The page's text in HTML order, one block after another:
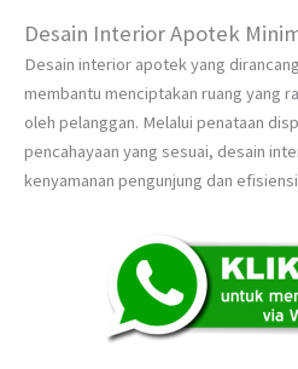
Desain Interior Apotek
Desain interior apotek yang
membantu menciptakan ruang yang
oleh pelanggan. Melalui penataan
pencahayaan yang sesuai, desain
kenyamanan pengunjung dan